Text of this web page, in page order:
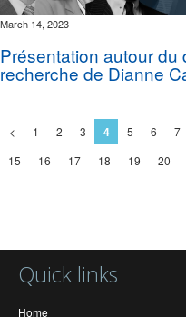
March 14, 2023
Présentation autour du
recherche de Dianne
< 1 2 3 4 5 6 7
15
16 17 18 19 20
Quick links
Home